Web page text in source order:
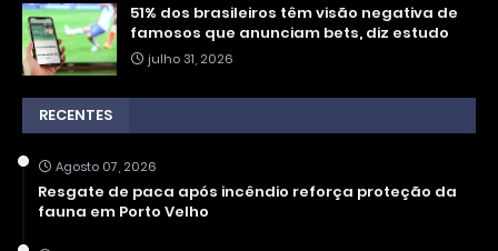
51% dos brasileiros têm visão negativa de
famosos que anunciam bets, diz estudo
julho 31, 2026
RECENTES
Agosto 07, 2026
Resgate de paca após incêndio reforça proteção da
fauna em Porto Velho